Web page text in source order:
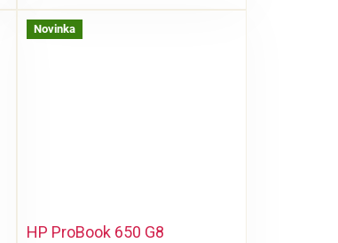
Novinka
HP ProBook 650 G8